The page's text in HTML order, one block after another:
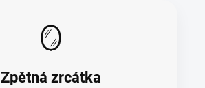
🪞
Zpětná zrcátka